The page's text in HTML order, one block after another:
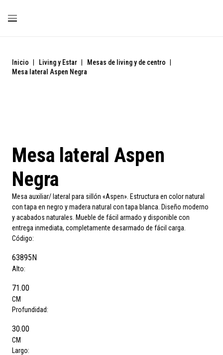
Inicio Living y Estar Mesas de living y de centro
Mesa lateral Aspen Negra
Mesa lateral Aspen
Negra
Mesa auxiliar/ lateral para sillón «Aspen». Estructura en color natural
con tapa en negro y madera natural con tapa blanca. Diseño moderno
y acabados naturales. Mueble de fácil armado y disponible con
entrega inmediata, completamente desarmado de fácil carga.
Código:
63895N
Alto:
71.00
CM
Profundidad:
30.00
CM
Largo: